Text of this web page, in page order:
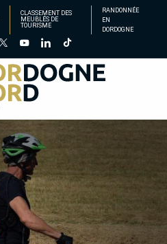
CLASSEMENT DES
MEUBLÉS DE
TOURISME
RANDONNÉE
EN
DORDOGNE